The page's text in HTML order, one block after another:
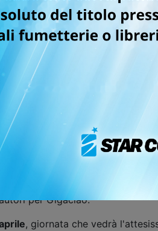
e grandi ritorni per tutti
era perBeyblade, uno dei
del franchise, vanta un
per
più delicate, arriva
dopo i successi di
delle commedie romantiche.
diRIPPER
, il global manga
Japan Expo 2024 grazie a un
Napoli 2026
Chiara tornano con
per Gigaciao.
, giornata che vedrà